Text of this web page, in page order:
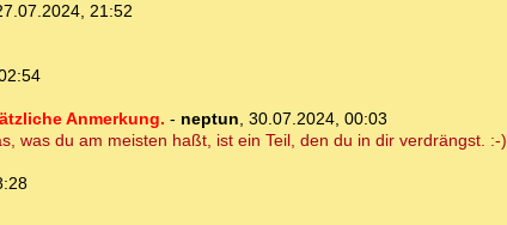
21:52
Anmerkung. - neptun, 30.07.2024, 00:03
was du am meisten haßt, ist ein Teil, den du in dir verdrängst. :-)